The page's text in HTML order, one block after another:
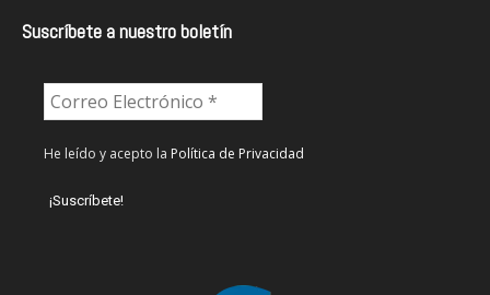
Suscríbete a nuestro boletín
He leído y acepto la Política de Privacidad